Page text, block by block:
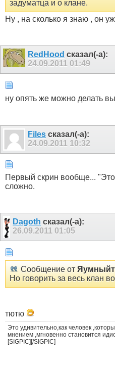
задуматца и о клане.
Ну , на сколько я знаю , он
RedHood сказал(-а):
24.09.2011 01:49
ну опять же можно делать
Files сказал(-а):
24.09.2011 10:32
Первый скрин вообще...
сложно.
Dagoth сказал(-а):
26.09.2011 01:05
Сообщение от
Но говорить за весь клан
тютю
Это удивительно,как человек
мнением ,мгновенно становится
[SIGPIC][/SIGPIC]